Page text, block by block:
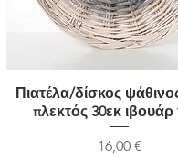
Quick View
Πιατέλα/δίσκος
πλεκτός 30εκ ιβουάρ
Price
16,00 €